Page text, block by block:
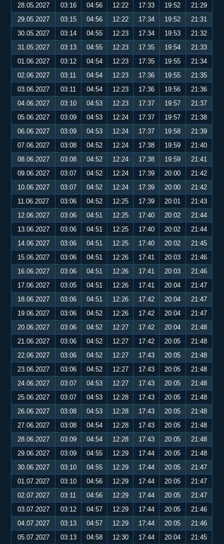
28.05.2027
03:16 04:56 12:22 17:33 19:52
21:29
29.05.2027
03:15 04:56 12:22 17:34 19:52
21:31
30.05.2027
03:14 04:55 12:23 17:34 19:53
21:32
31.05.2027
03:13 04:55 12:23 17:35 19:54
21:33
01.06.2027
03:12 04:54 12:23 17:35 19:55
21:34
02.06.2027
03:11 04:54 12:23 17:36 19:55
21:35
03.06.2027
03:11 04:54 12:23 17:36 19:56
21:36
04.06.2027
03:10 04:53 12:23 17:37 19:57
21:37
05.06.2027
03:09 04:53 12:24 17:37 19:57
21:38
06.06.2027
03:09 04:53 12:24 17:37 19:58
21:39
07.06.2027
03:08 04:52 12:24 17:38 19:59
21:40
08.06.2027
03:08 04:52 12:24 17:38 19:59
21:41
09.06.2027
03:07 04:52 12:24 17:39 20:00
21:42
10.06.2027
03:07 04:52 12:24 17:39 20:00
21:42
11.06.2027
03:06 04:52 12:25 17:39 20:01
21:43
12.06.2027
03:06 04:51 12:25 17:40 20:02
21:44
13.06.2027
03:06 04:51 12:25 17:40 20:02
21:44
14.06.2027
03:06 04:51 12:25 17:40 20:02
21:45
15.06.2027
03:06 04:51 12:26 17:41 20:03
21:46
16.06.2027
03:06 04:51 12:26 17:41 20:03
21:46
17.06.2027
03:05 04:51 12:26 17:41 20:04
21:47
18.06.2027
03:06 04:51 12:26 17:42 20:04
21:47
19.06.2027
03:06 04:52 12:26 17:42 20:04
21:47
20.06.2027
03:06 04:52 12:27 17:42 20:04
21:48
21.06.2027
03:06 04:52 12:27 17:42 20:05
21:48
22.06.2027
03:06 04:52 12:27 17:43 20:05
21:48
23.06.2027
03:06 04:52 12:27 17:43 20:05
21:48
24.06.2027
03:07 04:53 12:27 17:43 20:05
21:48
25.06.2027
03:07 04:53 12:28 17:43 20:05
21:48
26.06.2027
03:08 04:53 12:28 17:43 20:05
21:48
27.06.2027
03:08 04:54 12:28 17:43 20:05
21:48
28.06.2027
03:09 04:54 12:28 17:43 20:05
21:48
29.06.2027
03:09 04:55 12:29 17:44 20:05
21:48
30.06.2027
03:10 04:55 12:29 17:44 20:05
21:47
01.07.2027
03:10 04:56 12:29 17:44 20:05
21:47
02.07.2027
03:11 04:56 12:29 17:44 20:05
21:47
03.07.2027
03:12 04:57 12:29 17:44 20:05
21:46
04.07.2027
03:13 04:57 12:29 17:44 20:05
21:46
05.07.2027
03:13 04:58 12:30 17:44 20:04
21:45